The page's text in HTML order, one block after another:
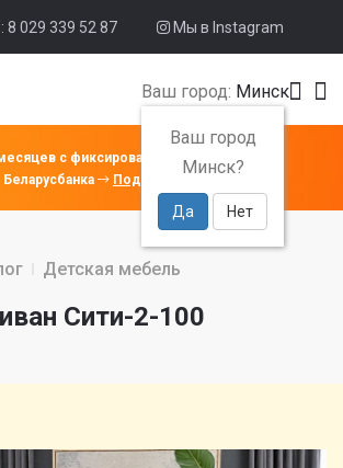
029 339 52 87 Мы в Instagram
Ваш город: Минск
Ваш город
Минск?
Да Нет
с фиксированной ставкой 4% от
Беларусбанка
Подробнее
Детская мебель
Сити-2-100